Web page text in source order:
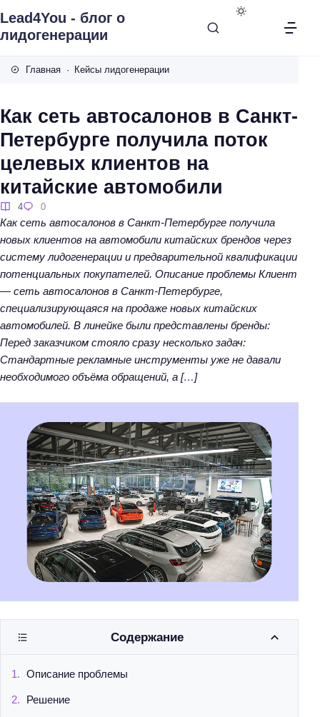
Lead4You - блог о
лидогенерации
Главная Кейсы лидогенерации
Как сеть автосалонов в Санкт-
Петербурге получила поток
целевых клиентов на
китайские автомобили
4 0
Как сеть автосалонов в Санкт-Петербурге получила
новых клиентов на автомобили китайских брендов через
систему лидогенерации и предварительной квалификации
потенциальных покупателей. Описание проблемы Клиент
— сеть автосалонов в Санкт-Петербурге,
специализирующаяся на продаже новых китайских
автомобилей. В линейке были представлены бренды:
Перед заказчиком стояло сразу несколько задач:
Стандартные рекламные инструменты уже не давали
необходимого объёма обращений, а […]
Содержание
Описание проблемы
Решение